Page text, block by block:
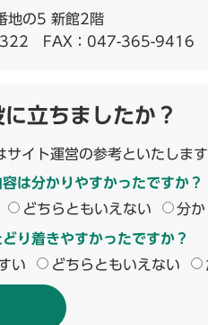
地の5 新館2階
FAX：047-365-9416
立ちましたか？
イト運営の参考といたします
は分かりやすかったですか？
どちらともいえない 分か
り着きやすかったですか？
い どちらともいえない